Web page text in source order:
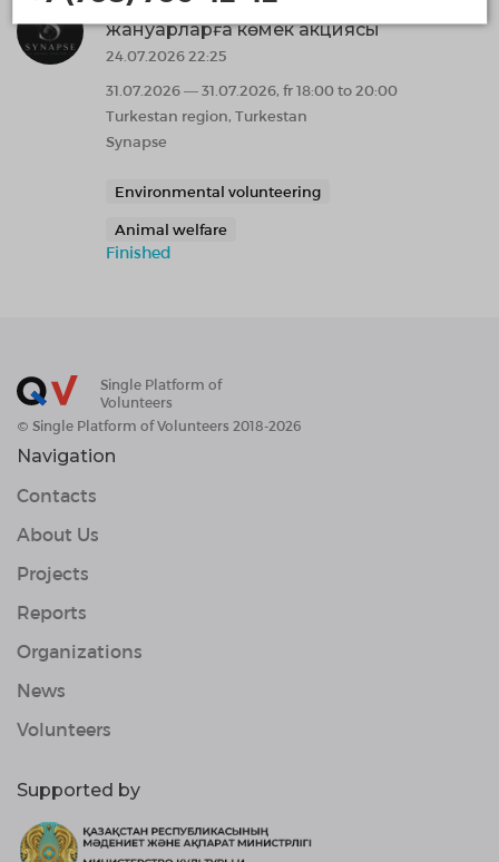
Жылы патруль: Түркістандағы панасыз
жануарларға көмек акциясы
24.07.2026 22:25
31.07.2026 — 31.07.2026, fr 18:00 to 20:00
Turkestan region, Turkestan
Synapse
Environmental volunteering
Animal welfare
Finished
Single Platform of
Volunteers
© Single Platform of Volunteers 2018-2026
Navigation
Contacts
About Us
Projects
Reports
Organizations
News
Volunteers
Supported by